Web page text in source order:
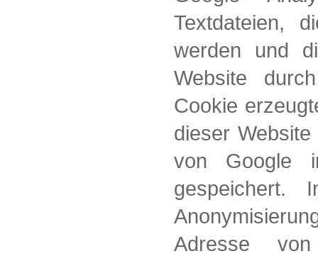
Textdateien,
werden und
Website
Cookie
dieser
von Google
Adresse